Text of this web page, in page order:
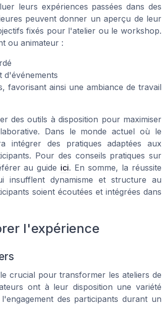
leurs expériences passées dans des
peuvent donner un aperçu de leur
fixés pour l'atelier ou le workshop.
ou animateur :
d'événements
favorisant ainsi une ambiance de travail
des outils à disposition pour maximiser
Dans le monde actuel où le
intégrer des pratiques adaptées aux
Pour des conseils pratiques sur
au guide ici. En somme, la réussite
insufflent dynamisme et structure au
soient écoutées et intégrées dans
l'expérience
crucial pour transformer les ateliers de
ont à leur disposition une variété
des participants durant un